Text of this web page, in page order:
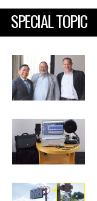
SPECIAL TOPIC